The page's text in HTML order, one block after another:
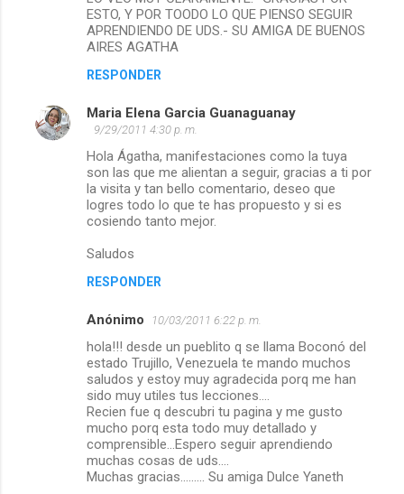
ESTO, Y POR TOODO LO QUE PIENSO SEGUIR
APRENDIENDO DE UDS.- SU AMIGA DE BUENOS
AIRES AGATHA
RESPONDER
Maria Elena Garcia Guanaguanay
9/29/2011 4:30 p. m.
Hola Ágatha, manifestaciones como la tuya
son las que me alientan a seguir, gracias a ti por
la visita y tan bello comentario, deseo que
logres todo lo que te has propuesto y si es
cosiendo tanto mejor.
Saludos
RESPONDER
Anónimo 10/03/2011 6:22 p. m.
hola!!! desde un pueblito q se llama Boconó del
estado Trujillo, Venezuela te mando muchos
saludos y estoy muy agradecida porq me han
sido muy utiles tus lecciones....
Recien fue q descubri tu pagina y me gusto
mucho porq esta todo muy detallado y
comprensible...Espero seguir aprendiendo
muchas cosas de uds....
Muchas gracias......... Su amiga Dulce Yaneth